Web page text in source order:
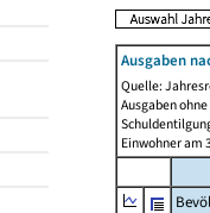
Ausgaben
Quelle:
Ausgaben
Einwohner am